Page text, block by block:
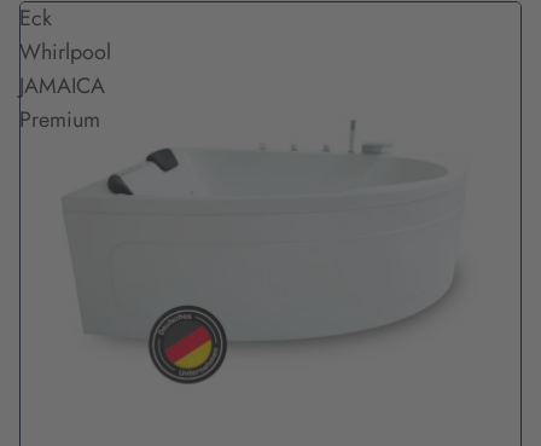
Eck
Whirlpool
JAMAICA
Premium